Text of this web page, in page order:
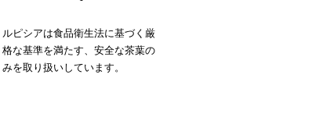
ルピシアは食品衛生法に基づく厳
格な基準を満たす、安全な茶葉の
みを取り扱いしています。